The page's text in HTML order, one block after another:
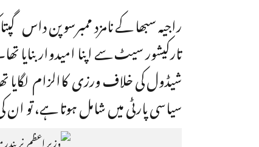
تارکیشور سیٹ سے اپنا امیدواربنایا
شیڈول کی خلاف ورزی کاالزام لگایا
سیاسی پارٹی میں شامل ہوتا ہے، تو